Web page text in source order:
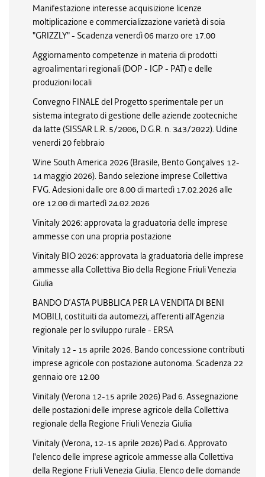
Manifestazione interesse acquisizione licenze
moltiplicazione e commercializzazione varietà di soia
"GRIZZLY" - Scadenza venerdì 06 marzo ore 17.00
Aggiornamento competenze in materia di prodotti
agroalimentari regionali (DOP - IGP - PAT) e delle
produzioni locali
Convegno FINALE del Progetto sperimentale per un
sistema integrato di gestione delle aziende zootecniche
da latte (SISSAR L.R. 5/2006, D.G.R. n. 343/2022). Udine
venerdi 20 febbraio
Wine South America 2026 (Brasile, Bento Gonçalves 12-
14 maggio 2026). Bando selezione imprese Collettiva
FVG. Adesioni dalle ore 8.00 di martedì 17.02.2026 alle
ore 12.00 di martedì 24.02.2026
Vinitaly 2026: approvata la graduatoria delle imprese
ammesse con una propria postazione
Vinitaly BIO 2026: approvata la graduatoria delle imprese
ammesse alla Collettiva Bio della Regione Friuli Venezia
Giulia
BANDO D’ASTA PUBBLICA PER LA VENDITA DI BENI
MOBILI, costituiti da automezzi, afferenti all’Agenzia
regionale per lo sviluppo rurale - ERSA
Vinitaly 12 - 15 aprile 2026. Bando concessione contributi
imprese agricole con postazione autonoma. Scadenza 22
gennaio ore 12.00
Vinitaly (Verona 12-15 aprile 2026) Pad 6. Assegnazione
delle postazioni delle imprese agricole della Collettiva
regionale della Regione Friuli Venezia Giulia
Vinitaly (Verona, 12-15 aprile 2026) Pad.6. Approvato
l'elenco delle imprese agricole ammesse alla Collettiva
della Regione Friuli Venezia Giulia. Elenco delle domande